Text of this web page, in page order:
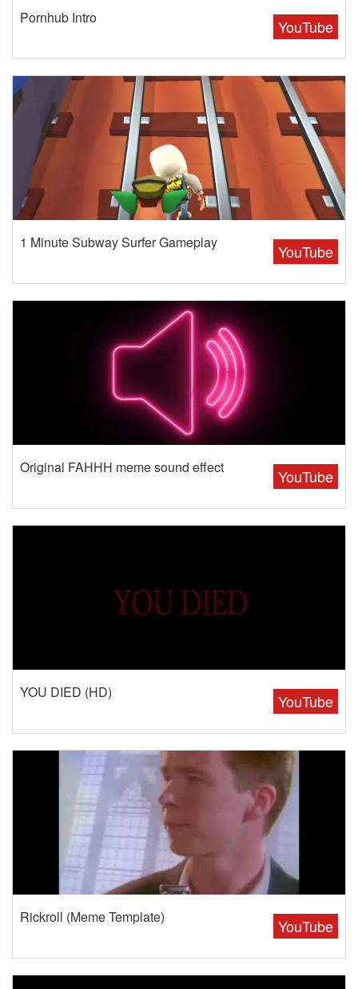
YouTube
Pornhub Intro
YouTube
1 Minute Subway Surfer Gameplay
YouTube
Original FAHHH meme sound effect
YouTube
YOU DIED (HD)
YouTube
Rickroll (Meme Template)